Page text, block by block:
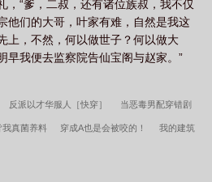
，“爹，二叔，还有诸位族叔，我不仅
他们的大哥，叶家有难，自然是我这
上，不然，何以做世子？何以做大
早我便去监察院告仙宝阁与赵家。”
反派以才华服人［快穿］ 当恶毒男配穿错剧
我真菌养料 穿成A也是会被咬的！ 我的建筑